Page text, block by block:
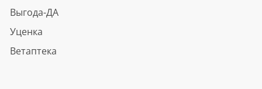
Выгода-ДА
Уценка
Ветаптека